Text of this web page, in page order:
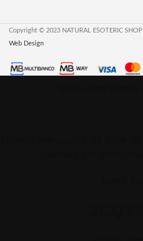
Copyright © 2023 NATURAL ESOTERIC
Web Design